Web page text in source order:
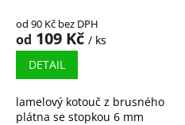
od 90 Kč bez DPH
od 109 Kč / ks
DETAIL
lamelový kotouč z brusného
plátna se stopkou 6 mm